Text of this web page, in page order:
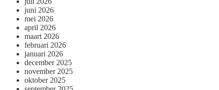
juni 2026
mei 2026
april 2026
maart 2026
februari 2026
januari 2026
december 2025
november 2025
oktober 2025